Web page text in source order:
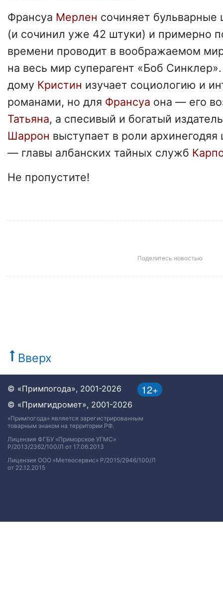
Франсуа Мерлен сочиняет
(и сочинил уже 42 штуки) и примерно
времени проводит в воображаемом
на весь мир суперагент «Боб
дому Кристин изучает социологию и
романами, но для Франсуа она — его
Татьяна, а спесивый и богатый
Шаррон выступает в роли
— главы албанских тайных служб
Не пропустите!
Поделитесь новостью
Вверх
12+
© «Примпогода», 2001-2026
© «Примгидромет», 2001-2026
«Примпогода» является зарегистрированным
товарным знаком на территории РФ.
Лицензия ФГБУ «Приморское УГМС»
Р/2013/2362/100/Л от 17.06.2013
Лицензия ООО «Метеосервис» Р/2015/2946/100/Л
от 22.12.2015